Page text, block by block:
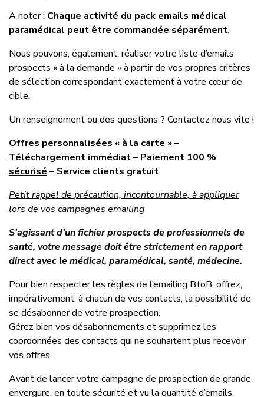
A noter : Chaque activité du pack emails médical
paramédical peut être commandée séparément.
Nous pouvons, également, réaliser votre liste d’emails
prospects « à la demande » à partir de vos propres critères
de sélection correspondant exactement à votre cœur de
cible.
Un renseignement ou des questions ? Contactez nous vite !
Offres personnalisées « à la carte » –
Téléchargement immédiat– Paiement 100 %
sécurisé – Service clients gratuit
Petit rappel de précaution, incontournable, à appliquer
lors de vos campagnes emailing
S’agissant d’un fichier prospects de professionnels de
santé, votre message doit être strictement en rapport
direct avec le médical, paramédical, santé, médecine.
Pour bien respecter les règles de l’emailing BtoB, offrez,
impérativement, à chacun de vos contacts, la possibilité de
se désabonner de votre prospection.
Gérez bien vos désabonnements et supprimez les
coordonnées des contacts qui ne souhaitent plus recevoir
vos offres.
Avant de lancer votre campagne de prospection de grande
envergure, en toute sécurité et vu la quantité d’emails,